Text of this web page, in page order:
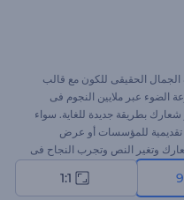
الحقيقى للكون مع قالب
الضوء عبر ملايين النجوم فى
بطريقة جديدة للغاية. سواء
تقديمية للمؤسسات أو عرض
وتغير النص وتجرب النجاح فى
1:1